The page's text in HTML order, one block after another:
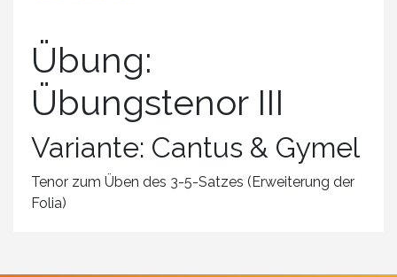
Übung:
Übungstenor III
Variante: Cantus & Gymel
Tenor zum Üben des 3-5-Satzes (Erweiterung der
Folia)